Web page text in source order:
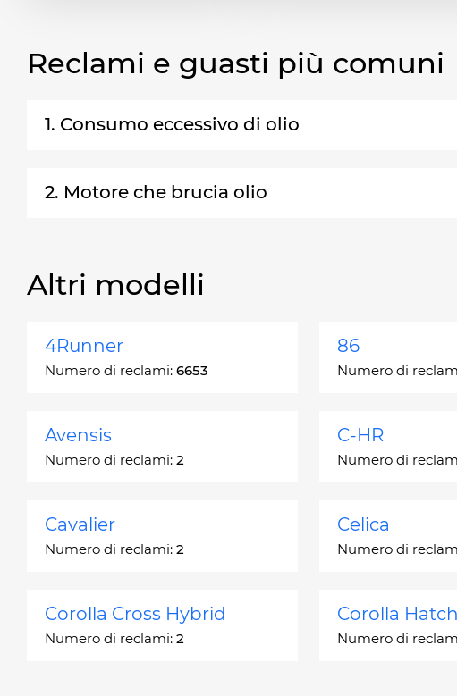
Reclami e guasti più comuni
1. Consumo eccessivo di olio
2. Motore che brucia olio
Altri modelli
4Runner
Numero di reclami: 6653
86
Numero di
Avensis
Numero di reclami: 2
C-HR
Numero di
Cavalier
Numero di reclami: 2
Celica
Numero di
Corolla Cross Hybrid
Numero di reclami: 2
Corolla
Numero di